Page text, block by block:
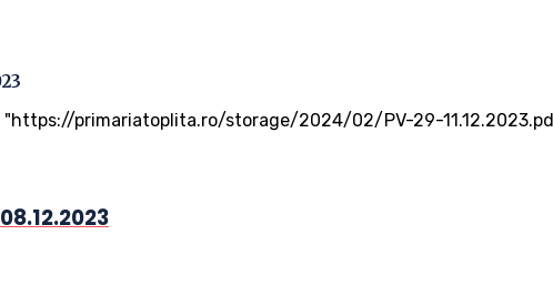
"https://primariatoplita.ro/storage/2024/02/PV-29-